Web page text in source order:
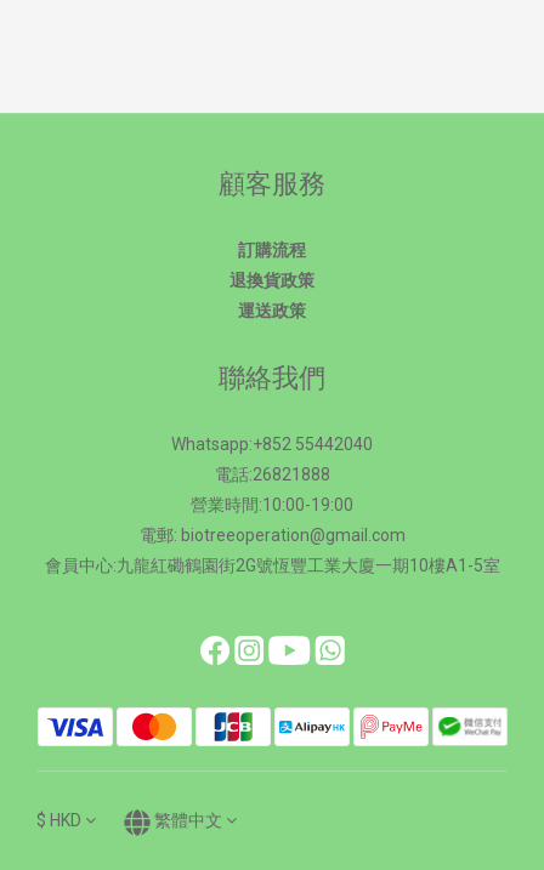
顧客服務
訂購流程
退換貨政策
運送政策
聯絡我們
Whatsapp:+852 55442040
電話:26821888
營業時間:10:00-19:00
電郵: biotreeoperation@gmail.com
會員中心:九龍紅磡鶴園街2G號恆豐工業大廈一期10樓A1-5室
$ HKD 繁體中文